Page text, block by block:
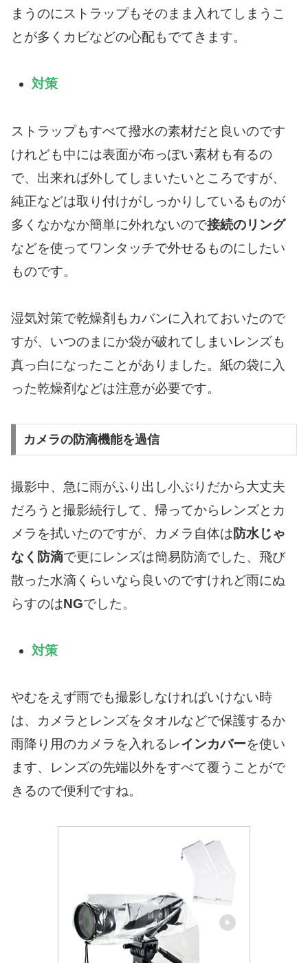
まうのにストラップもそのまま入れてしまうこ
とが多くカビなどの心配もでてきます。
対策
ストラップもすべて撥水の素材だと良いのです
けれども中には表面が布っぽい素材も有るの
で、出来れば外してしまいたいところですが、
純正などは取り付けがしっかりしているものが
多くなかなか簡単に外れないので接続のリング
などを使ってワンタッチで外せるものにしたい
ものです。
湿気対策で乾燥剤もカバンに入れておいたので
すが、いつのまにか袋が破れてしまいレンズも
真っ白になったことがありました。紙の袋に入
った乾燥剤などは注意が必要です。
カメラの防滴機能を過信
撮影中、急に雨がふり出し小ぶりだから大丈夫
だろうと撮影続行して、帰ってからレンズとカ
メラを拭いたのですが、カメラ自体は防水じゃ
なく防滴で更にレンズは簡易防滴でした、飛び
散った水滴くらいなら良いのですけれど雨にぬ
らすのはNGでした。
対策
やむをえず雨でも撮影しなければいけない時
は、カメラとレンズをタオルなどで保護するか
雨降り用のカメラを入れるレインカバーを使い
ます、レンズの先端以外をすべて覆うことがで
きるので便利ですね。